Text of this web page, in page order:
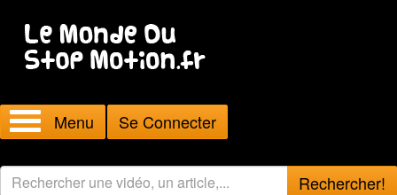
Menu Se Connecter
Rechercher!